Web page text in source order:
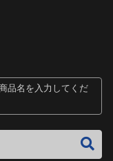
品名を入力してくだ